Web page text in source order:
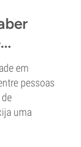
em
pessoas
uma